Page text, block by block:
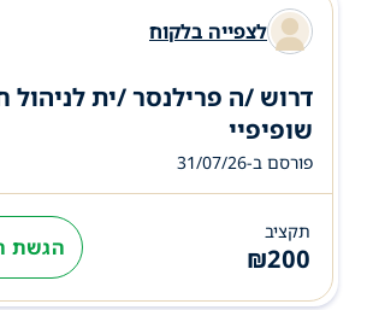
לצפייה בלקוח
דרוש /ה פרילנסר /ית לניהול
שופיפיי
פורסם ב-31/07/26
תקציב
₪200 הגשת